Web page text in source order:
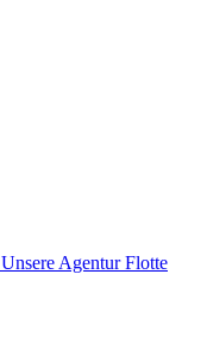
Unsere AgenturFlotte